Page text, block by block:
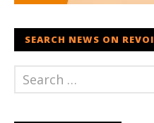
SEARCH NEWS ON REVOI